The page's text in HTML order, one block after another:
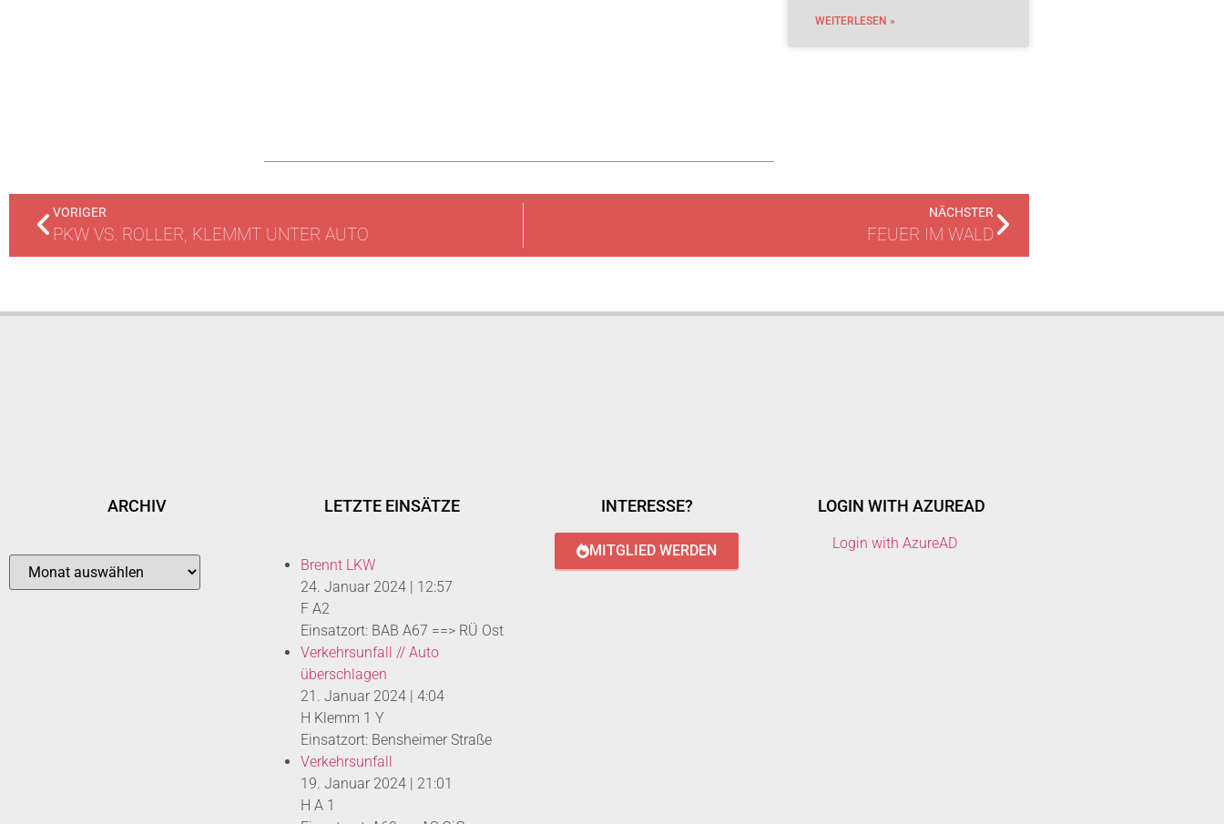
WEITERLESEN »
VORIGER
PKW VS. ROLLER, KLEMMT UNTER AUTO
NÄCHSTER
FEUER IM WALD
ARCHIV LETZTE EINSÄTZE
Brennt LKW
24. Januar 2024 | 12:57
F A2
Einsatzort: BAB A67 ==> RÜ Ost
Verkehrsunfall // Auto
überschlagen
21. Januar 2024 | 4:04
H Klemm 1 Y
Einsatzort: Bensheimer Straße
Verkehrsunfall
19. Januar 2024 | 21:01
H A 1
INTERESSE?
MITGLIED WERDEN
LOGIN WITH AZUREAD
Login with AzureAD